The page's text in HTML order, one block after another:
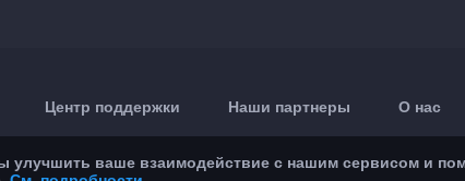
Центр поддержки Наши партнеры О нас
ваше взаимодействие с нашим сервисом и